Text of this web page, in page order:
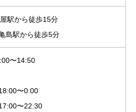
駅から徒歩15分
島駅から徒歩5分
〜14:50
〜0:00
〜22:30